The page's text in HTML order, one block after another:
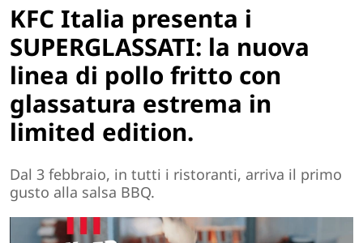
KFC Italia presenta i
SUPERGLASSATI: la nuova
linea di pollo fritto con
glassatura estrema in
limited edition.
Dal 3 febbraio, in tutti i ristoranti, arriva il primo
gusto alla salsa BBQ.